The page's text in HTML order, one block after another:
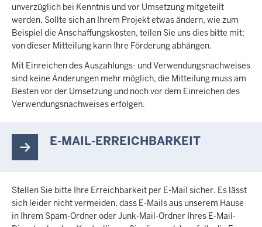
unverzüglich bei Kenntnis und vor Umsetzung mitgeteilt
werden. Sollte sich an Ihrem Projekt etwas ändern, wie zum
Beispiel die Anschaffungskosten, teilen Sie uns dies bitte mit;
von dieser Mitteilung kann Ihre Förderung abhängen.
Mit Einreichen des Auszahlungs- und Verwendungsnachweises
sind keine Änderungen mehr möglich, die Mitteilung muss am
Besten vor der Umsetzung und noch vor dem Einreichen des
Verwendungsnachweises erfolgen.
E-MAIL-ERREICHBARKEIT
Stellen Sie bitte Ihre Erreichbarkeit per E-Mail sicher. Es lässt
sich leider nicht vermeiden, dass E-Mails aus unserem Hause
in Ihrem Spam-Ordner oder Junk-Mail-Ordner Ihres E-Mail-